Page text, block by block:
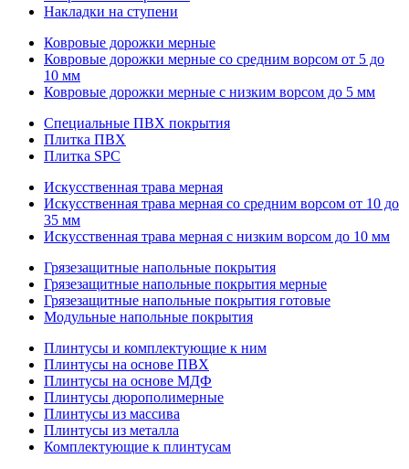
Накладки на ступени
Ковровые дорожки мерные
Ковровые дорожки мерные со средним ворсом от 5 до
10 мм
Ковровые дорожки мерные с низким ворсом до 5 мм
Специальные ПВХ покрытия
Плитка ПВХ
Плитка SPC
Искуccтвенная трава мерная
Искусственная трава мерная со средним ворсом от 10 до
35 мм
Искусственная трава мерная с низким ворсом до 10 мм
Грязезащитные напольные покрытия
Грязезащитные напольные покрытия мерные
Грязезащитные напольные покрытия готовые
Модульные напольные покрытия
Плинтусы и комплектующие к ним
Плинтусы на основе ПВХ
Плинтусы на основе МДФ
Плинтусы дюрополимерные
Плинтусы из массива
Плинтусы из металла
Комплектующие к плинтусам